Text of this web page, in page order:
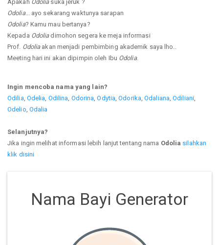
Apakah Odoliasuka jeruk ?
Odolia... ayo sekarang waktunya sarapan
Odolia? Kamu mau bertanya?
Kepada Odoliadimohon segera ke meja informasi
Prof. Odoliaakan menjadi pembimbing akademik saya lho..
Meeting hari ini akan dipimpin oleh Ibu Odolia.
Ingin mencoba nama yang lain?
Odilia Odelia Odilina Odorina ,Odytia ,Odorika ,Odaliana ,Odiliani,
Odelio Odalia
Selanjutnya?
Jika ingin melihat informasi lebih lanjut tentang nama Odolia silahkan
klik disini
Nama Bayi Generator